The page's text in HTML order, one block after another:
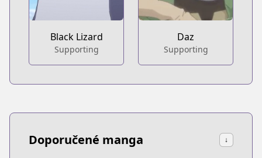
Black Lizard
Supporting
Daz
Supporting
Doporučené manga ↓